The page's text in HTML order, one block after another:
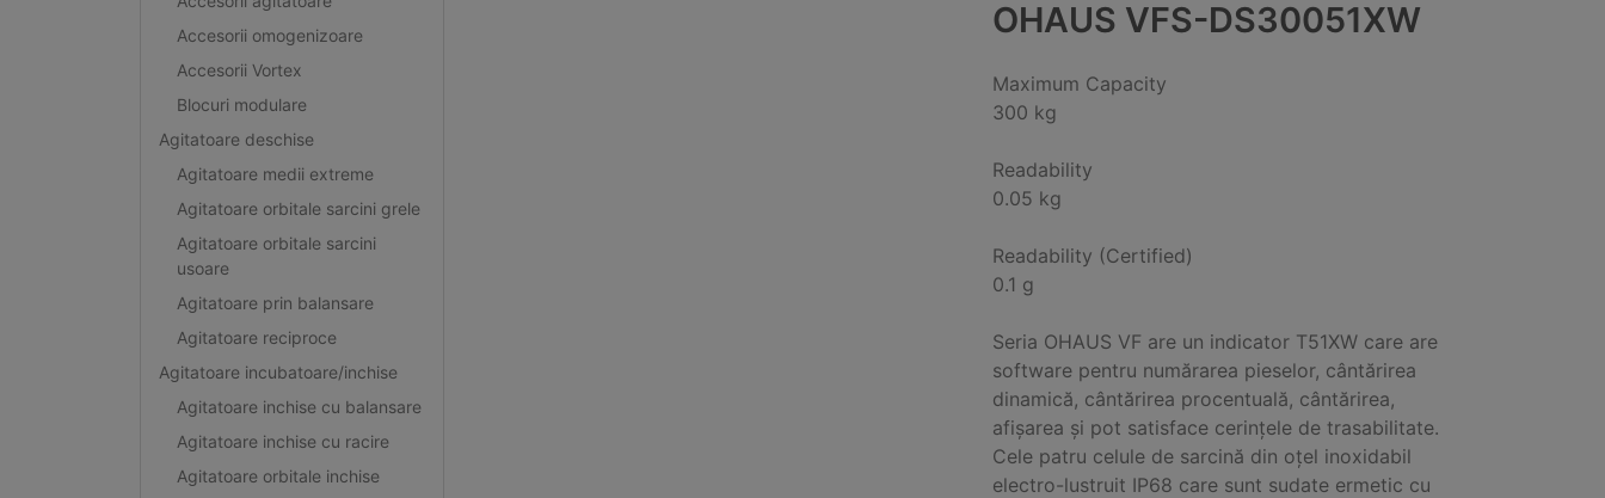
Accesorii omogenizoare
Accesorii Vortex
Blocuri modulare
Agitatoare deschise
Agitatoare medii extreme
Agitatoare orbitale sarcini grele
Agitatoare orbitale sarcini
usoare
Agitatoare prin balansare
Agitatoare reciproce
Agitatoare incubatoare/inchise
Agitatoare inchise cu balansare
Agitatoare inchise cu racire
Agitatoare orbitale inchise
OHAUS VFS-DS30051XW
Maximum Capacity
300 kg
Readability
0.05 kg
Readability (Certified)
0.1 g
Seria OHAUS VF are un indicator T51XW care are
software pentru numărarea pieselor, cântărirea
dinamică, cântărirea procentuală, cântărirea,
afișarea și pot satisface cerințele de trasabilitate.
Cele patru celule de sarcină din oțel inoxidabil
electro-lustruit IP68 care sunt sudate ermetic cu